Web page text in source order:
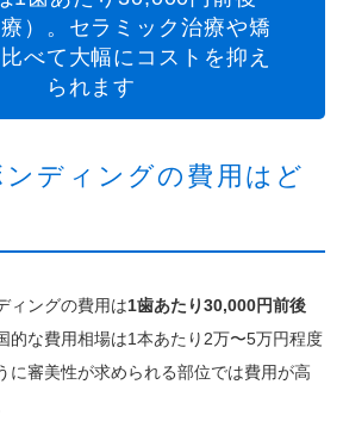
療）。セラミック治療や矯
べて大幅にコストを抑え
られます
ディングの費用はど
ィングの費用は1歯あたり30,000円前後
的な費用相場は1本あたり2万〜5万円程度
に審美性が求められる部位では費用が高